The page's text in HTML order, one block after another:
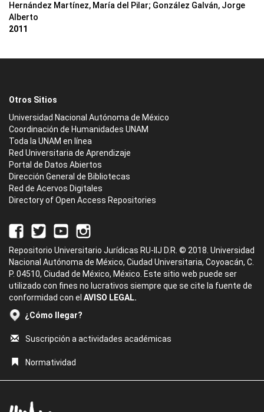
Hernández Martínez, María del Pilar; González Galván, Jorge
Alberto
2011
Otros Sitios
Universidad Nacional Autónoma de México
Coordinación de Humanidades UNAM
Toda la UNAM en línea
Red Universitaria de Aprendizaje
Portal de Datos Abiertos
Dirección General de Bibliotecas
Red de Acervos Digitales
Directory of Open Access Repositories
Repositorio Universitario Jurídicas RU-IIJ D.R. © 2018. Universidad
Nacional Autónoma de México, Ciudad Universitaria, Coyoacán, C.
P. 04510, Ciudad de México, México. Este sitio web puede ser
utilizado con fines no lucrativos siempre que se cite la fuente de
conformidad con el AVISO LEGAL.
¿Cómo llegar?
Suscripción a actividades académicas
Normatividad